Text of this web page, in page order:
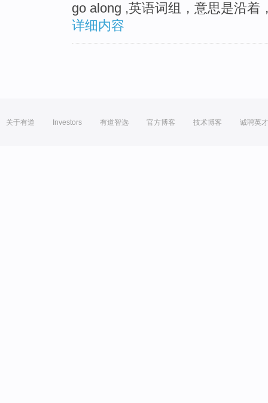
go along ,英语词组，意思是沿
详细内容
关于有道 Investors 有道智选 官方博客 技术博客 诚聘英才